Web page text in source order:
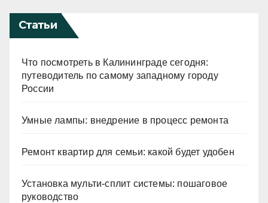
Статьи
Что посмотреть в Калининграде сегодня:
путеводитель по самому западному городу
России
Умные лампы: внедрение в процесс ремонта
Ремонт квартир для семьи: какой будет удобен
Установка мульти-сплит системы: пошаговое
руководство